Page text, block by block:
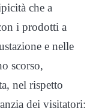
che a
i prodotti a
e nelle
scorso,
nel rispetto
dei visitatori: